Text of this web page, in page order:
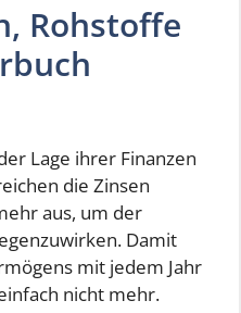
Rohstoffe
Lage ihrer Finanzen
die Zinsen
aus, um der
Damit
mit jedem Jahr
nicht mehr.